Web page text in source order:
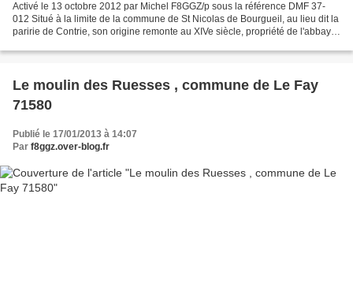
Activé le 13 octobre 2012 par Michel F8GGZ/p sous la référence DMF 37-
012 Situé à la limite de la commune de St Nicolas de Bourgueil, au lieu dit la
paririe de Contrie, son origine remonte au XIVe siècle, propriété de l'abbaye
Le moulin des Ruesses , commune de Le Fay
71580
Publié le 17/01/2013 à 14:07
Par f8ggz.over-blog.fr